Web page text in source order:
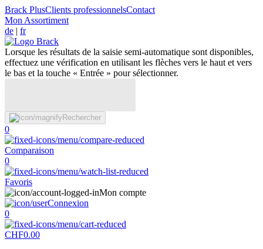
Brack PlusClients professionnelsContact
Mon Assortiment
de | fr
Lorsque les résultats de la saisie semi-automatique sont disponibles,
effectuez une vérification en utilisant les flèches vers le haut et vers
le bas et la touche « Entrée » pour sélectionner.
Rechercher
0
Comparaison
0
Favoris
Mon compte
Connexion
0
CHF0.00